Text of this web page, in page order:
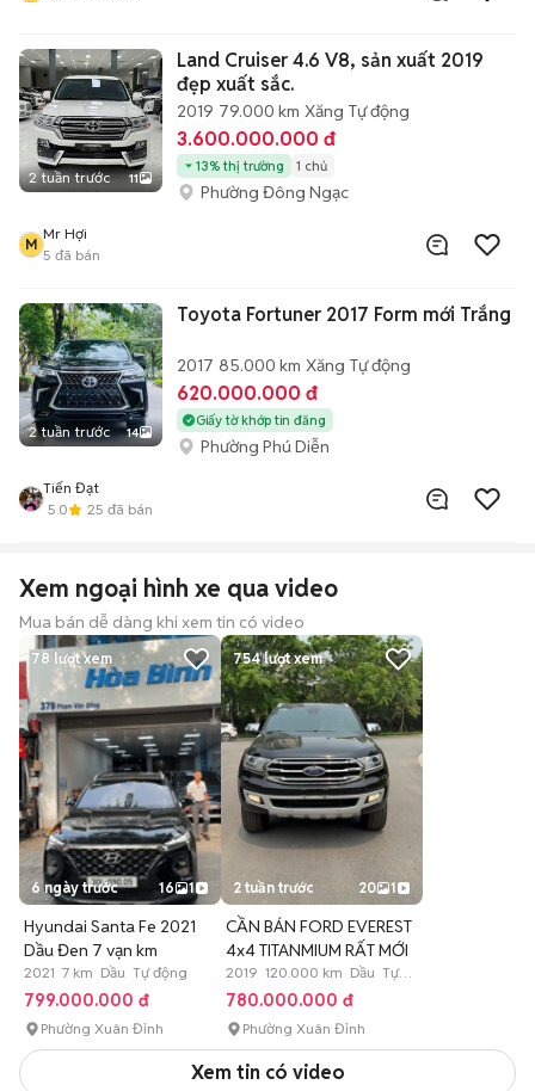
2 tuần trước 11
Land Cruiser 4.6 V8, sản xuất 2019
đẹp xuất sắc.
2019 79.000 km Xăng Tự động
3.600.000.000 đ
13% thị trường 1 chủ
Phường Đông Ngạc
M
Mr Hợi
5 đã bán
2 tuần trước 14
Toyota Fortuner 2017 Form mới Trắng
2017 85.000 km Xăng Tự động
620.000.000 đ
Giấy tờ khớp tin đăng
Phường Phú Diễn
Tiến Đạt
5.0
25 đã bán
Xem ngoại hình xe qua video
Mua bán dễ dàng khi xem tin có video
78 lượt xem
6 ngày trước 16 1
Hyundai Santa Fe 2021
Dầu Đen 7 vạn km
2021 7 km Dầu Tự động
799.000.000 đ
Phường Xuân Đỉnh
754lượt xem
2 tuần trước 20 1
CẦN BÁN FORD EVEREST
4x4 TITANMIUM RẤT MỚI
2019 120.000 km Dầu Tự
động
780.000.000 đ
Phường Xuân Đỉnh
Xem tin có video